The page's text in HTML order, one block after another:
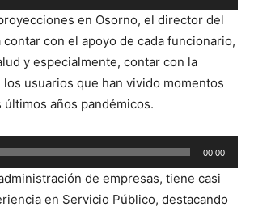
en Osorno, el director del
con el apoyo de cada funcionario,
y especialmente, contar con la
usuarios que han vivido momentos
años pandémicos.
00:00
de empresas, tiene casi
en Servicio Público, destacando